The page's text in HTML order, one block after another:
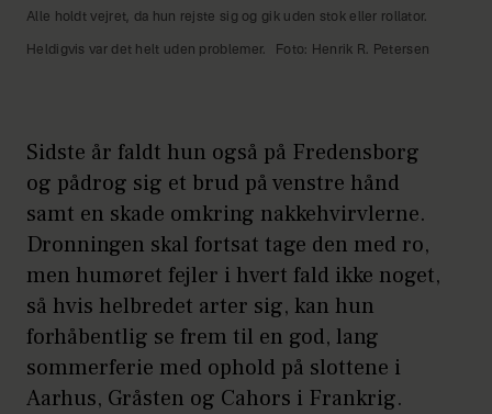
Alle holdt vejret, da hun rejste sig og gik uden stok eller rollator.
Heldigvis var det helt uden problemer. Foto: Henrik R. Petersen
Sidste år faldt hun også på Fredensborg
og pådrog sig et brud på venstre hånd
samt en skade omkring nakkehvirvlerne.
Dronningen skal fortsat tage den med ro,
men humøret fejler i hvert fald ikke noget,
så hvis helbredet arter sig, kan hun
forhåbentlig se frem til en god, lang
sommerferie med ophold på slottene i
Aarhus, Gråsten og Cahors i Frankrig.